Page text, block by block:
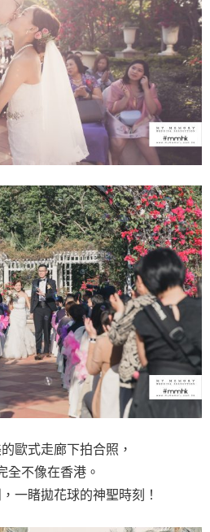
歐式走廊下拍合照，
全不像在香港。
一睹拋花球的神聖時刻！